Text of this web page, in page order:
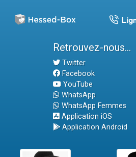
Retrouvez-nous...
Twitter
Facebook
YouTube
WhatsApp
WhatsApp Femmes
Application iOS
Application Android